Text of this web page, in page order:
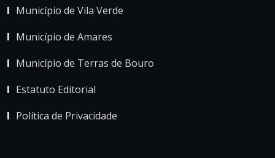
Município de Vila Verde
Município de Amares
Município de Terras de Bouro
Estatuto Editorial
Política de Privacidade